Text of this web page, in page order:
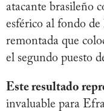
atacante brasileño
esférico al fondo de
remontada que
el segundo puesto
Este resultado
invaluable para